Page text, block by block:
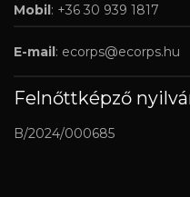
Mobil: +36 30 939 1817
E-mail: ecorps@ecorps.hu
Felnőttképző
B/2024/000685